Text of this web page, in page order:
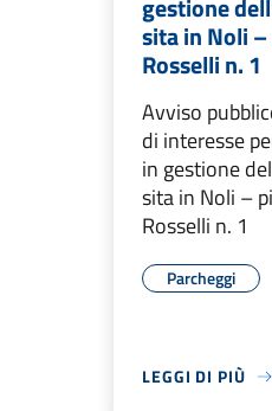
gestione
sita in Noli
Rosselli n. 1
Avviso
di interesse
in gestione
sita in Noli –
Rosselli n. 1
Parcheggi
LEGGI DI PIÙ